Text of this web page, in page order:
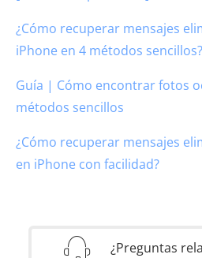
¿Cómo recuperar mensajes
iPhone en 4 métodos sencillos?
Guía | Cómo encontrar fotos
métodos sencillos
¿Cómo recuperar mensajes
en iPhone con facilidad?
¿Preguntas